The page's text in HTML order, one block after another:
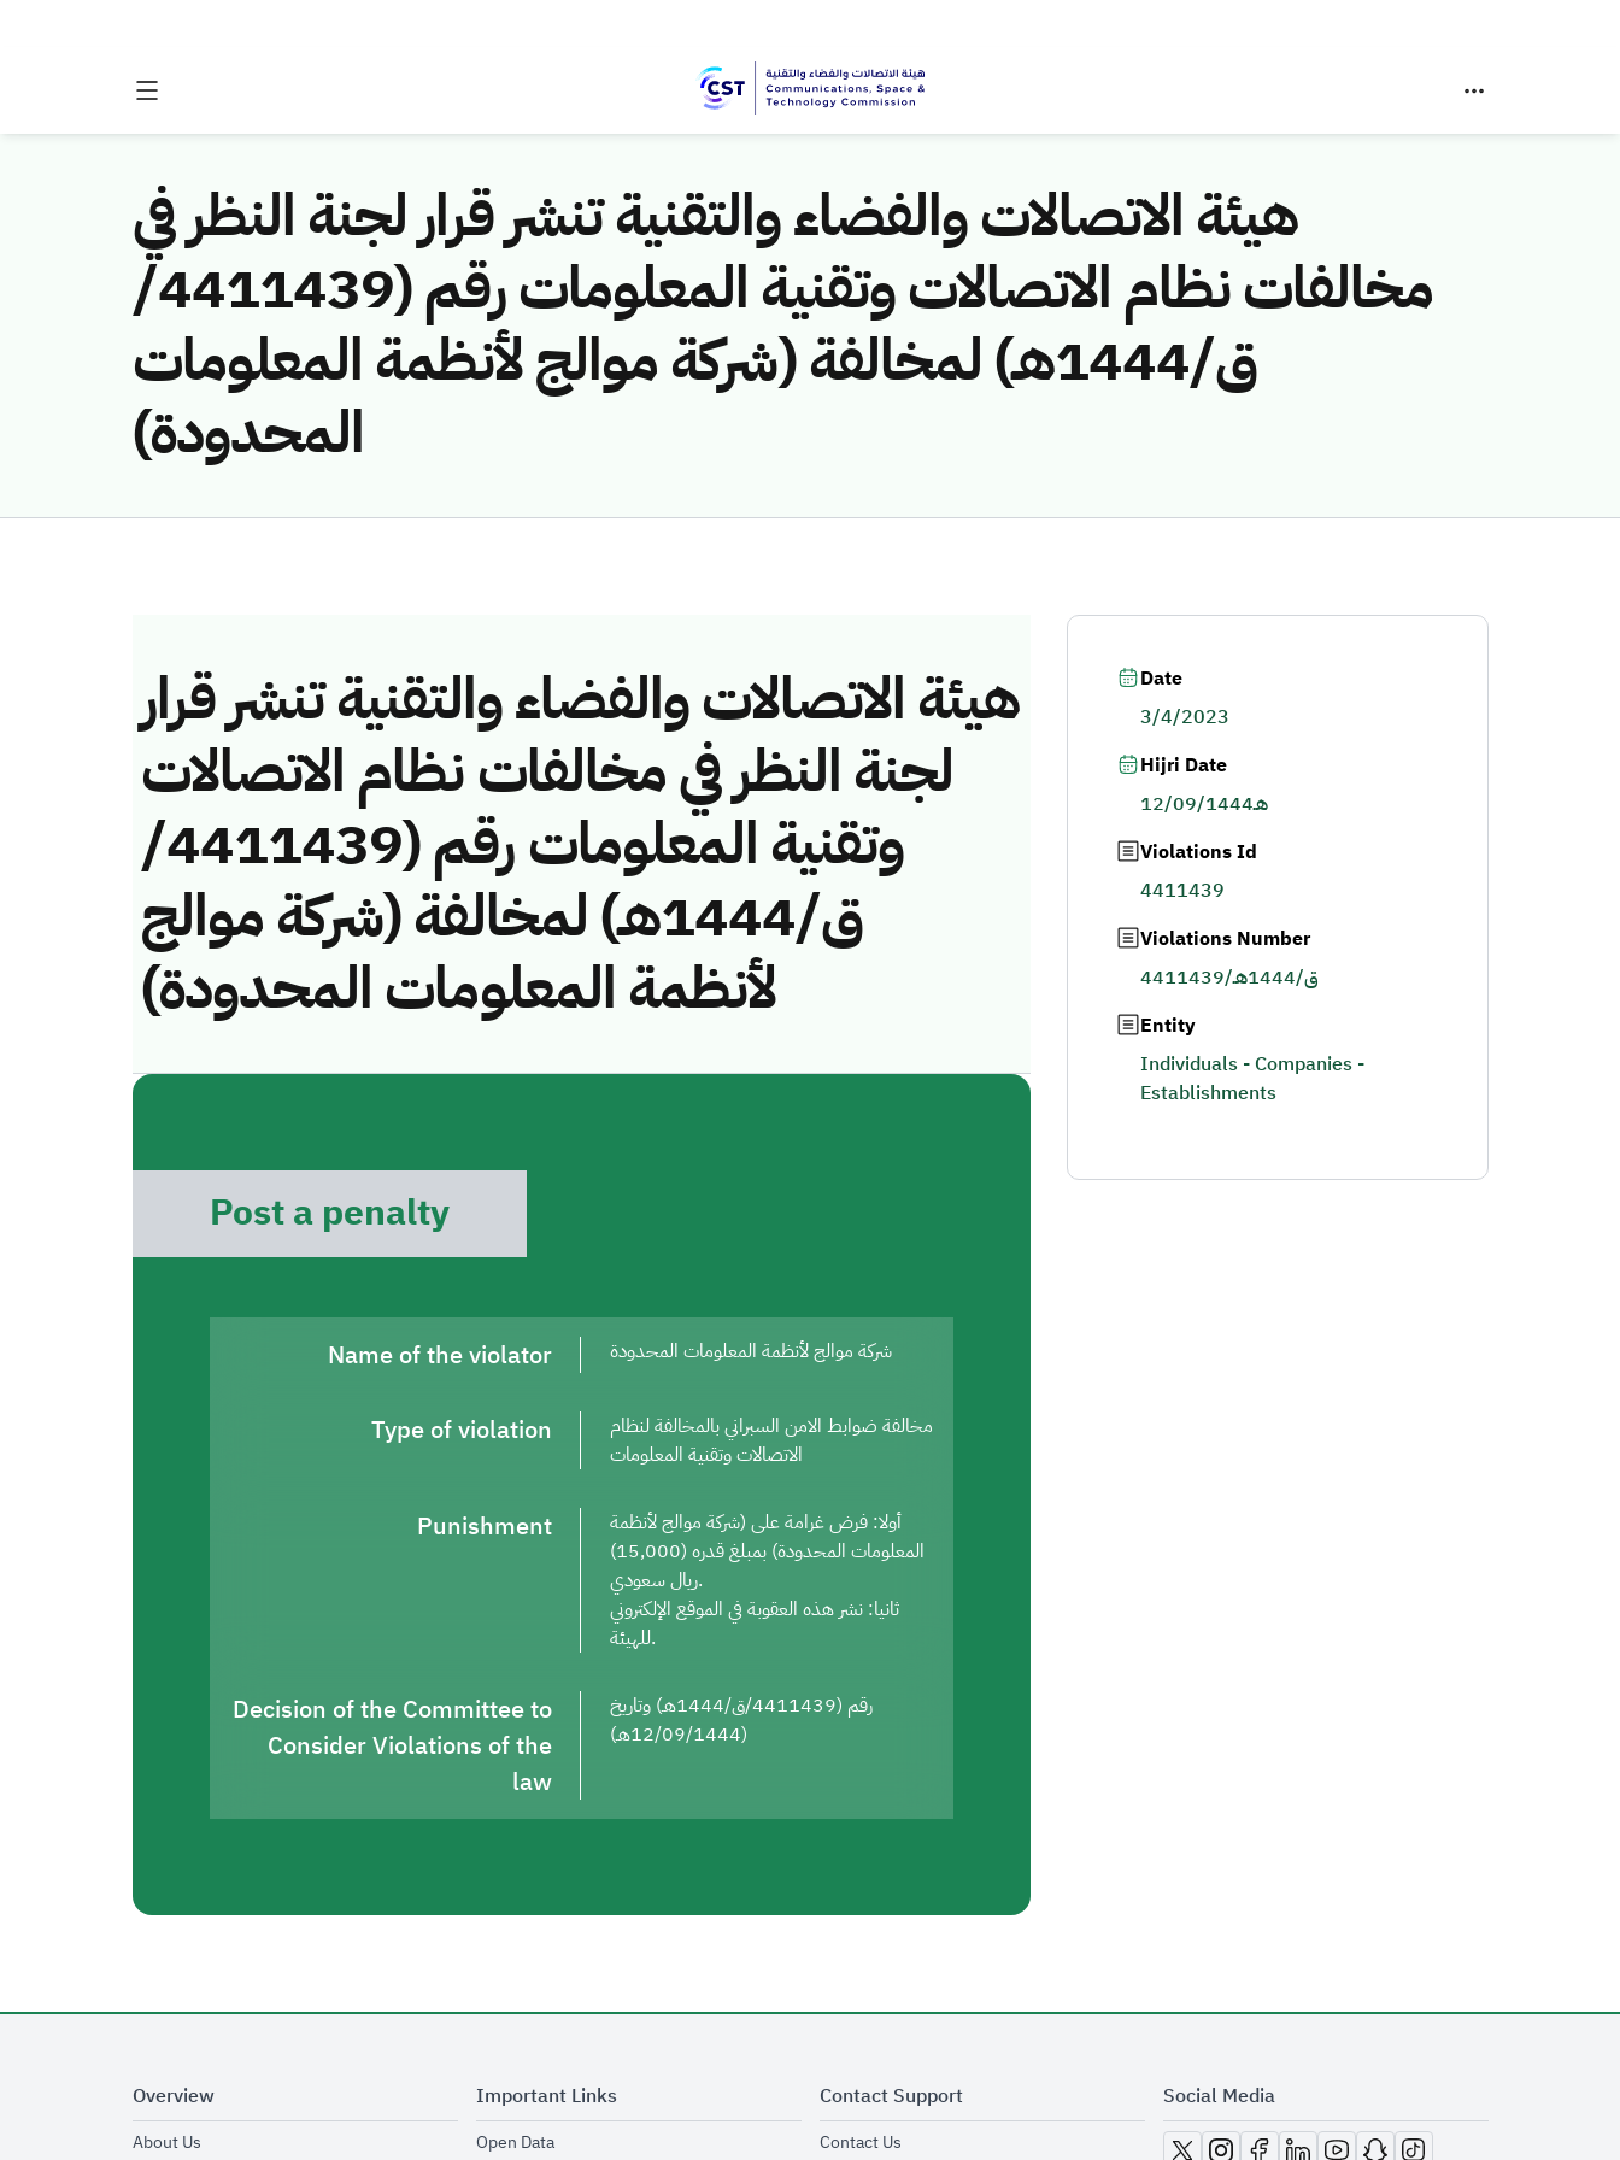
هيئة الاتصالات والفضاء والتقنية تنشر قرار لجنة النظر في
مخالفات نظام الاتصالات وتقنية المعلومات رقم (4411439/
ق/1444هـ) لمخالفة (شركة موالج لأنظمة المعلومات
المحدودة)
هيئة الاتصالات والفضاء والتقنية تنشر قرار
لجنة النظر في مخالفات نظام الاتصالات
وتقنية المعلومات رقم (4411439/
ق/1444هـ) لمخالفة (شركة موالج
لأنظمة المعلومات المحدودة)
Post a penalty
Name of the violator شركة موالج لأنظمة المعلومات المحدودة
Type of violation
مخالفة ضوابط الامن السبراني بالمخالفة لنظام
الاتصالات وتقنية المعلومات
Punishment
أولا: فرض غرامة على (شركة موالج لأنظمة
المعلومات المحدودة) بمبلغ قدره (15,000)
ريال سعودي.
ثانيا: نشر هذه العقوبة في الموقع الإلكتروني
للهيئة.
Decision of the Committee to
Consider Violations of the
law
رقم (4411439/ق/1444هـ) وتاريخ
(12/09/1444هـ)
Date
3/4/2023
Hijri Date
12/09/1444هـ
Violations Id
4411439
Violations Number
4411439/ق/1444هـ
Entity
Individuals - Companies -
Establishments
Overview
About Usopens in new window
Important Links
Open Dataopens in new window
Contact Support
Contact Usopens in new window
Social Media
opens in new window
opens in new window
opens in new window
opens in new window
opens in new window
opens in new window
opens in new window